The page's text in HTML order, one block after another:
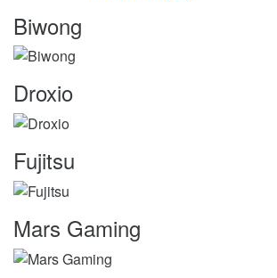
Marcas
Carrossel
Biwong
Droxio
Fujitsu
Mars Gaming